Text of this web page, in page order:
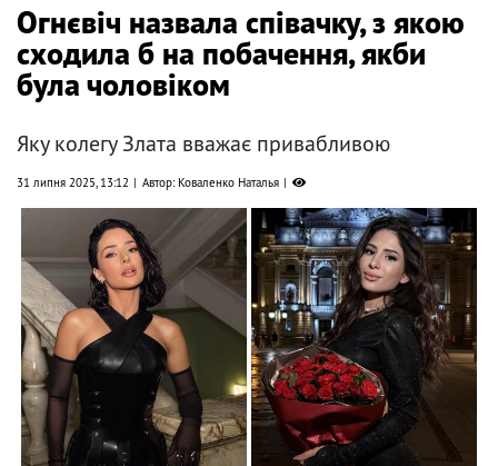
Огнєвіч назвала співачку, з якою
сходила б на побачення, якби
була чоловіком
Яку колегу Злата вважає привабливою
31 липня 2025, 13:12 Автор: Коваленко Наталья